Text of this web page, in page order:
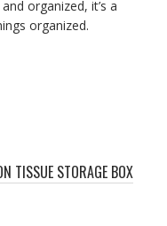
organized, it’s a
organized.
TISSUE STORAGE BOX